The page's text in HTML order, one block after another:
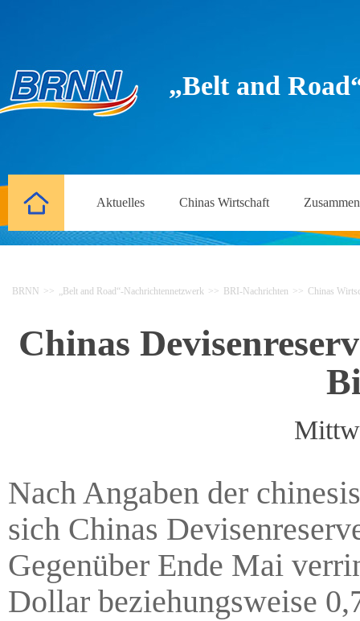
„Belt and
Aktuelles Chinas Wirtschaft
BRNN >> „Belt and Road“-Nachrichtennetzwerk >> BRI-Nachrichten >> Chinas
Chinas
Nach Angaben der
sich Chinas
Gegenüber Ende Mai
Dollar beziehungsweise